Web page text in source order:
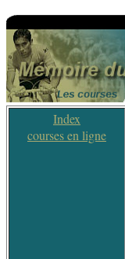
Index
courses en ligne